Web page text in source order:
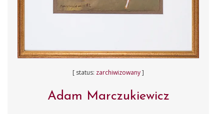
[ status: zarchiwizowany]
Adam Marczukiewicz